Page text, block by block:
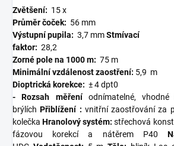
Zvětšení: 15x
Průměr čoček: 56 mm
Výstupní pupila: 3,7 mmStmívací
faktor: 28,2
Zorné pole na 1000 m: 75 m
Minimální vzdálenost zaostření: 5,9 m
Dioptrická korekce: ± 4 dpt0
- Rozsah měření
odnímatelné,
brýlích Přiblížení : vnitřní zaostřování za
kolečka Hranolový systém: střechová
fázovou korekcí a nátěrem P40